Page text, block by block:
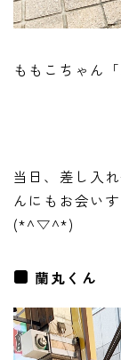
ももこちゃん
当日、差し入
んにもお会い
(*^▽^*)
蘭丸くん